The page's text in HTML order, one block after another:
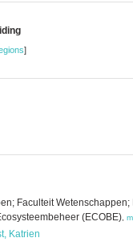
]
Faculteit
(ECOBE)
Katrien